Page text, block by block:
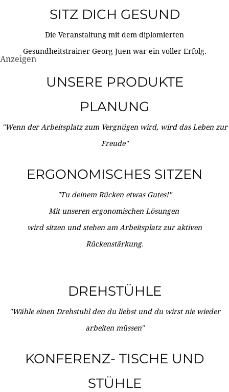
SITZ DICH GESUND
Die Veranstaltung mit dem diplomierten
Gesundheitstrainer Georg Juen war ein voller Erfolg.
Anzeigen
UNSERE PRODUKTE
PLANUNG
"Wenn der Arbeitsplatz zum Vergnügen wird, wird das Leben zur
Freude"
ERGONOMISCHES SITZEN
"Tu deinem Rücken etwas Gutes!"
Mit unseren ergonomischen Lösungen
wird sitzen und stehen am Arbeitsplatz zur aktiven
Rückenstärkung.
DREHSTÜHLE
"Wähle einen Drehstuhl den du liebst und du wirst nie wieder
arbeiten müssen"
KONFERENZ- TISCHE UND
STÜHLE